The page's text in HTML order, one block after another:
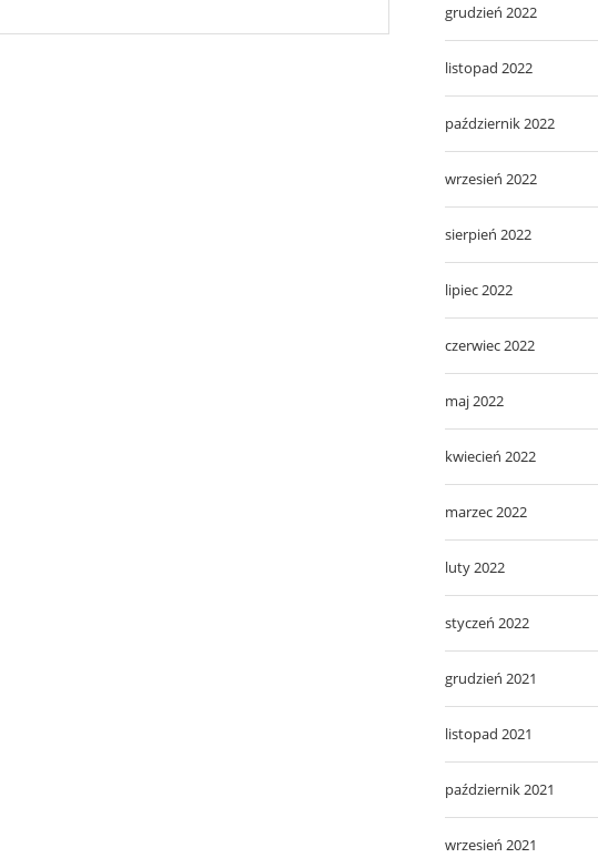
grudzień 2022
listopad 2022
październik 2022
wrzesień 2022
sierpień 2022
lipiec 2022
czerwiec 2022
maj 2022
kwiecień 2022
marzec 2022
luty 2022
styczeń 2022
grudzień 2021
listopad 2021
październik 2021
wrzesień 2021